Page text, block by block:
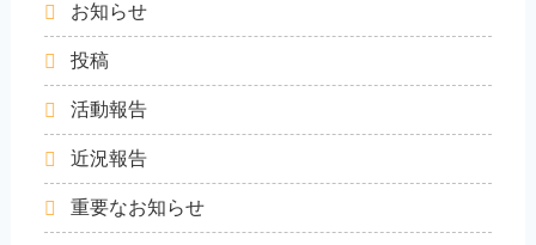
お知らせ
投稿
活動報告
近況報告
重要なお知らせ